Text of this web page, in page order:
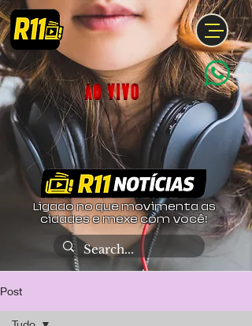
Ligado no que movimenta as
cidades e mexe com você!
Post